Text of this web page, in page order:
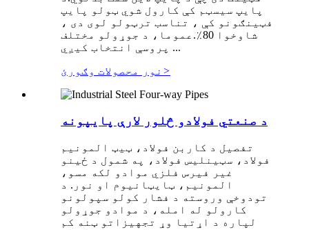
پایپ سیسټم کې کارول شوي ټولو پایپ
فټینګونو کې ، تناسب ترټولو لوی دی ،
شاوخوا 80٪.عموما، د جوړولو مختلف
پروسې انتخاب کیږي ...
نور محصولات وګورئ >
د صنعتي فولادو څلور لارې پایپونه
تفصیل د کاربن فولاد، ټیټ المونیم
فولاد، سټینلیس فولاد، په شمول د ځینو
غیر فیرس فلزي موادو لکه مسو،
المونیم، ټایټانیوم او نور. د
تودوخې وروسته د فشار کولو سپولونو
کارولو له امله، د موادو جوړولو
لپاره د اړتیا وړ تجهیزاتو ټنه کم